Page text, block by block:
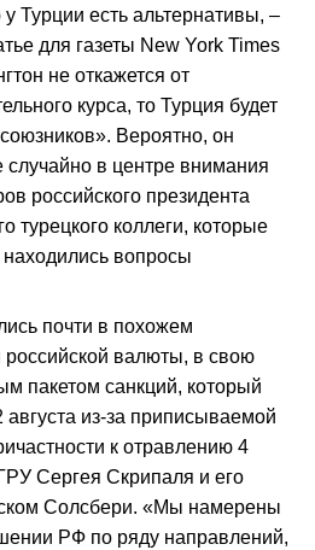
Турции есть альтернативы, –
для газеты New York Times
не откажется от
курса, то Турция будет
Вероятно, он
в центре внимания
российского президента
турецкого коллеги, которые
находились вопросы
почти в похожем
валюты, в свою
пакетом санкций, который
из-за приписываемой
к отравлению 4
Сергея Скрипаля и его
Солсбери. «Мы намерены
РФ по ряду направлений,